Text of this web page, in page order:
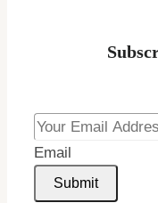
Email
Submit